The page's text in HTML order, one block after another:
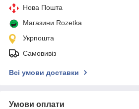
Нова Пошта
Магазини Rozetka
Укрпошта
Самовивіз
Всі умови доставки
Умови оплати